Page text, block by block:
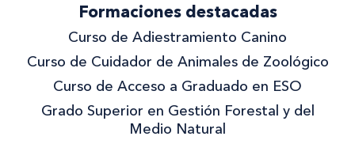
Formaciones destacadas
Curso de Adiestramiento Canino
Curso de Cuidador de Animales de Zoológico
Curso de Acceso a Graduado en ESO
Grado Superior en Gestión Forestal y del
Medio Natural